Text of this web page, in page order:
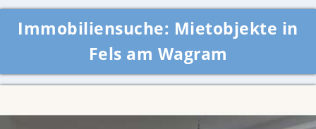
Immobiliensuche: Mietobjekte in
Fels am Wagram